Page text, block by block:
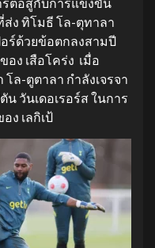
ง ทิโมธี โล-ตุทาลา
ร์ด้วยข้อตกลงสามปี
อง เสือโคร่ง เมื่อ
ล-ตูตาลา กำลังเจรจา
วันเดอเรอร์ส ในการ
ง เลกิเป้